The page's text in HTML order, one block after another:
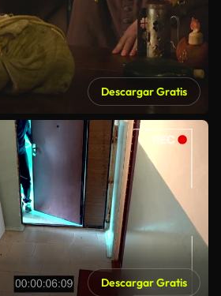
Descargar Gratis
Descargar Gratis